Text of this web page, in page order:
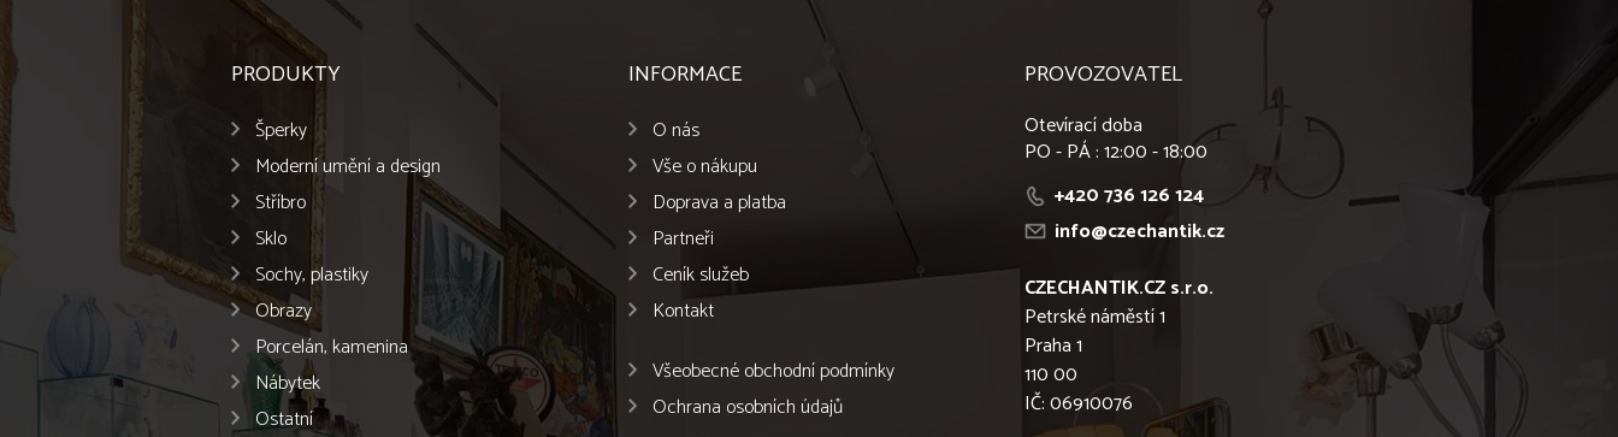
PRODUKTY
Šperky
Moderní umění a design
Stříbro
Sklo
Sochy, plastiky
Obrazy
Porcelán, kamenina
Nábytek
Ostatní
INFORMACE
O nás
Vše o nákupu
Doprava a platba
Partneři
Ceník služeb
Kontakt
Všeobecné obchodní podmínky
Ochrana osobních údajů
PROVOZOVATEL
Otevírací doba
PO - PÁ : 12:00 - 18:00
+420 736 126 124
info@czechantik.cz
CZECHANTIK.CZ s.r.o.
Petrské náměstí 1
Praha 1
110 00
IČ: 06910076